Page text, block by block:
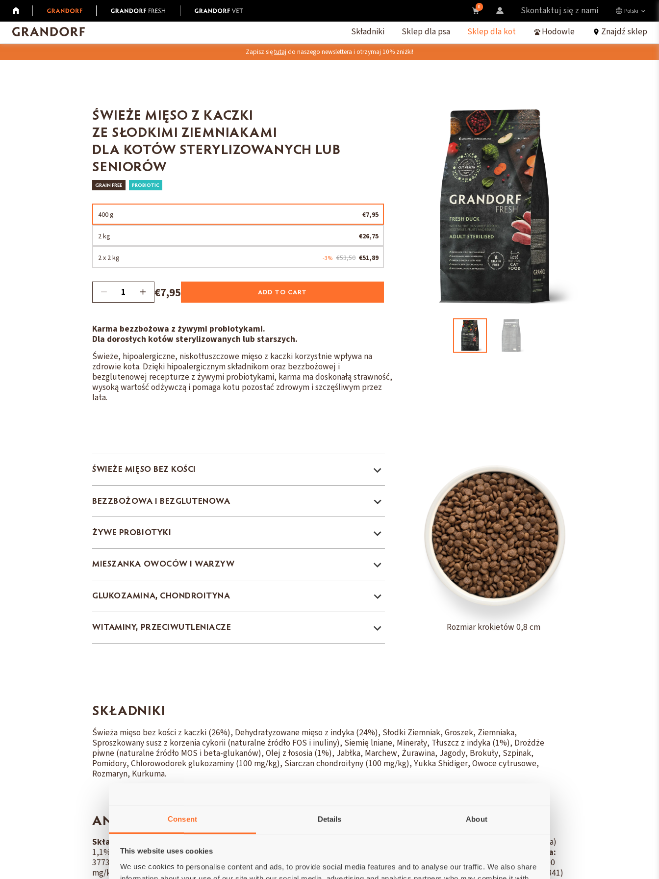
Consent Details About
This website uses cookies
We use cookies to personalise content and ads, to provide social media features and to analyse our traffic. We also share
0 Skontaktuj się z nami Polski
Składniki Sklep dla psa Sklep dla kot Hodowle Znajdź sklep
Zapisz siętutaj do naszego newslettera i otrzymaj 10% zniżki!
ŚWIEŻE MIĘSO Z KACZKI
ZE SŁODKIMI ZIEMNIAKAMI
DLA KOTÓW STERYLIZOWANYCH LUB
SENIORÓW
GRAIN FREE PROBIOTIC
400 g €7,95
2 kg €26,75
2 x 2 kg -3% €53,50 €51,89
€7,95 ADD TO CART
Karma bezzbożowa z żywymi probiotykami.
Dla dorosłych kotów sterylizowanych lub starszych.
Świeże, hipoalergiczne, niskotłuszczowe mięso z kaczki korzystnie wpływa na
zdrowie kota. Dzięki hipoalergicznym składnikom oraz bezzbożowej i
bezglutenowej recepturze z żywymi probiotykami, karma ma doskonałą strawność,
wysoką wartość odżywczą i pomaga kotu pozostać zdrowym i szczęśliwym przez
lata.
ŚWIEŻE MIĘSO BEZ KOŚCI
BEZZBOŻOWA I BEZGLUTENOWA
ŻYWE PROBIOTYKI
MIESZANKA OWOCÓW I WARZYW
GLUKOZAMINA, CHONDROITYNA
WITAMINY, PRZECIWUTLENIACZE Rozmiar krokietów 0,8 cm
SKŁADNIKI
Świeża mięso bez kości z kaczki (26%), Dehydratyzowane mięso z indyka (24%), Słodki Ziemniak, Groszek, Ziemniaka,
Sproszkowany susz z korzenia cykorii (naturalne źródło FOS i inuliny), Siemię lniane, Minerały, Tłuszcz z indyka (1%), Drożdże
piwne (naturalne źródło MOS i beta-glukanów), Olej z łososia (1%), Jabłka, Marchew, Żurawina, Jagody, Brokuły, Szpinak,
Pomidory, Chlorowodorek glukozaminy (100 mg/kg), Siarczan chondroityny (100 mg/kg), Yukka Shidiger, Owoce cytrusowe,
Rozmaryn, Kurkuma.
ANALIZA
Składniki analityczne:
Białko surowe 37%; Tłuszcz surowy 11%; Włókno surowe 3,5%; Popiół surowy 7%; Woda 6%; Wapń (Ca)
1,1%; Fosfor (P) 0,8%; Magnez (Mg) 0,09%; Tłuszczowych omega- 3 0,8%; Tłuszczowych omega-6 2,3%.
Energia metaboliczna:
3773 kcal/kg.Dodatki dietetyczne: Witamina A (3a672a) 20000 IU/kg; Witamina D3 (3a671) 1750 IU/kg; Witamina E (3a700) 200
mg/kg; Witamina K3 (3a711) 4 mg/kg; Witamina B1 (3a821) 10 mg/kg; Witamina B2 (3a825i) 8 mg/kg; D-pantotenian wapnia (3a841)